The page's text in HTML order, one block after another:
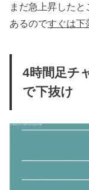
まだ急上昇した
あるのですぐは下
4時間足チ
で下抜け